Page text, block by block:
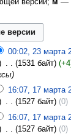
версии; м —
00:02, 23 марта
1531 байт +4
16:07, 17 марта
1527 байт
0
16:07, 17 марта
1527 байт
0